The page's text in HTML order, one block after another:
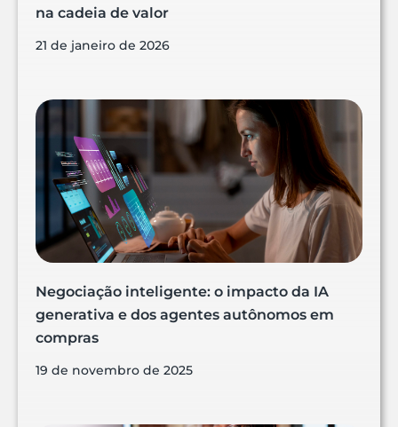
na cadeia de valor
21 de janeiro de 2026
Negociação inteligente: o impacto da IA
generativa e dos agentes autônomos em
compras
19 de novembro de 2025